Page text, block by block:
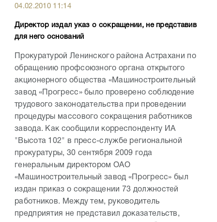
04.02.2010 11:14
Директор издал указ о сокращении, не представив
для него оснований
Прокуратурой Ленинского района Астрахани по
обращению профсоюзного органа открытого
акционерного общества «Машиностроительный
завод «Прогресс» было проверено соблюдение
трудового законодательства при проведении
процедуры массового сокращения работников
завода. Как сообщили корреспонденту ИА
"Высота 102" в пресс-службе региональной
прокуратуры, 30 сентября 2009 года
генеральным директором ОАО
«Машиностроительный завод «Прогресс» был
издан приказ о сокращении 73 должностей
работников. Между тем, руководитель
предприятия не представил доказательств,